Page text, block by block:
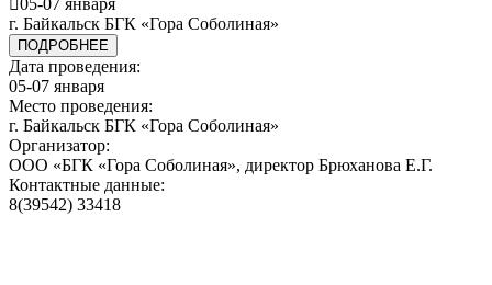
г. Байкальск БГК «Гора Соболиная»
ПОДРОБНЕЕ
Дата проведения:
05-07 января
Место проведения:
г. Байкальск БГК «Гора Соболиная»
Организатор:
ООО «БГК «Гора Соболиная», директор Брюханова Е.Г.
Контактные данные:
8(39542) 33418